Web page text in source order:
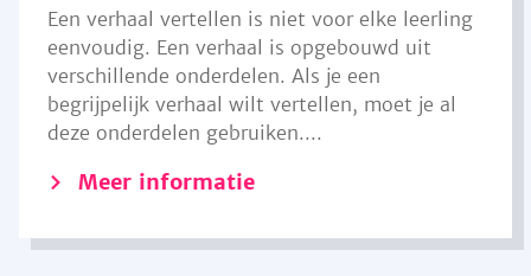
Een verhaal vertellen is niet voor elke leerling
eenvoudig. Een verhaal is opgebouwd uit
verschillende onderdelen. Als je een
begrijpelijk verhaal wilt vertellen, moet je al
deze onderdelen gebruiken....
Meer informatie